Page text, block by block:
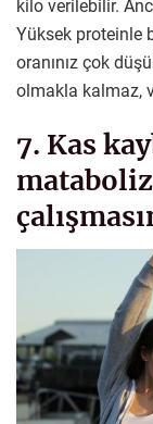
kilo verilebilir.
Yüksek proteinle
oranınız çok
olmakla kalmaz,
7. Kas